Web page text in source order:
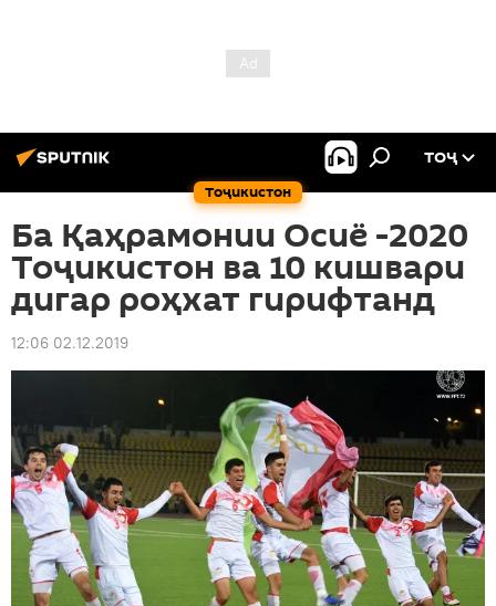
Тоҷикистон
ТОҶ
Ба Қаҳрамонии Осиё -2020
Тоҷикистон ва 10 кишвари
дигар роҳхат гирифтанд
12:06 02.12.2019